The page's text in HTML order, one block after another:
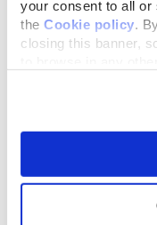
your consent to all
the Cookie policy.
closing this banner,
2 kg